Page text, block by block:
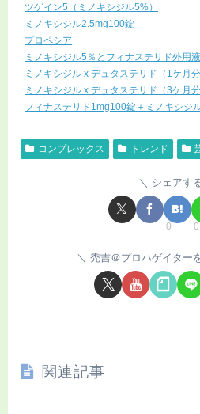
ツゲイン5（ミノキシジル5%）
ミノキシジル2.5mg100錠
プロペシア
ミノキシジル5％とフィナステリド外用液
ミノキシジル x デュタステリド（1ケ月分
ミノキシジル x デュタステリド（3ケ月分
フィナステリド1mg100錠＋ミノキシジ
コンプレックス トレンド
シェアす
0 0
禿吉＠プロハゲイター
関連記事